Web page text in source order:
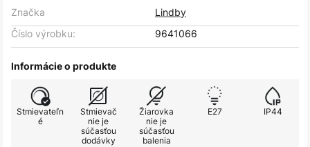
Značka
Lindby
Číslo výrobku:
9641066
Informácie o produkte
Stmievateľn
é
Stmievač
nie je
súčasťou
dodávky
Žiarovka
nie je
súčasťou
balenia
E27 IP44